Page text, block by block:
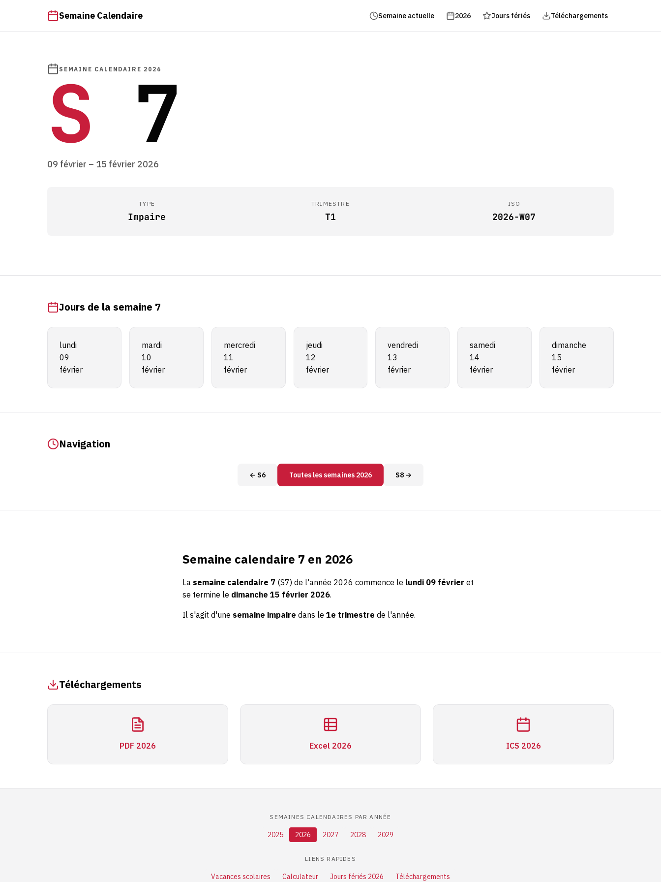
Semaine Calendaire Semaine actuelle 2026 Jours fériés Téléchargements
SEMAINE CALENDAIRE 2026
S 7
09 février – 15 février 2026
TYPE
Impaire
TRIMESTRE
T1
ISO
2026-W07
Jours de la semaine 7
lundi
09
février
mardi
10
février
mercredi
11
février
jeudi
12
février
vendredi
13
février
samedi
14
février
dimanche
15
février
Navigation
← S6 Toutes les semaines 2026 S8 →
Semaine calendaire 7 en 2026
La semaine calendaire 7 (S7) de l'année 2026 commence le lundi 09 février et
se termine le dimanche 15 février 2026.
Il s'agit d'une semaine impaire dans le 1e trimestre de l'année.
Téléchargements
PDF 2026 Excel 2026 ICS 2026
SEMAINES CALENDAIRES PAR ANNÉE
2025 2026 2027 2028 2029
LIENS RAPIDES
Vacances scolaires Calculateur Jours fériés 2026 Téléchargements